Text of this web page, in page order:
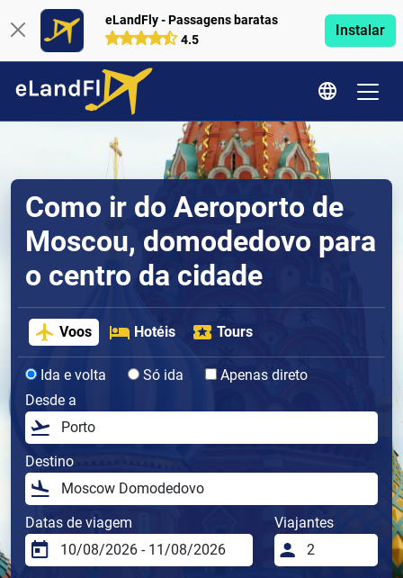
eLandFly - Passagens baratas
4.5
Instalar
Como ir do Aeroporto de
Moscou, domodedovo para
o centro da cidade
Voos Hotéis Tours
Ida e volta Só ida
Apenas direto
Desde a
Destino
Datas de viagem Viajantes